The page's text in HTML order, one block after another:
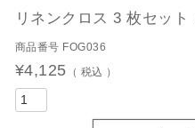
リネンクロス 3 枚セッ
商品番号 FOG036
¥4,125 税込